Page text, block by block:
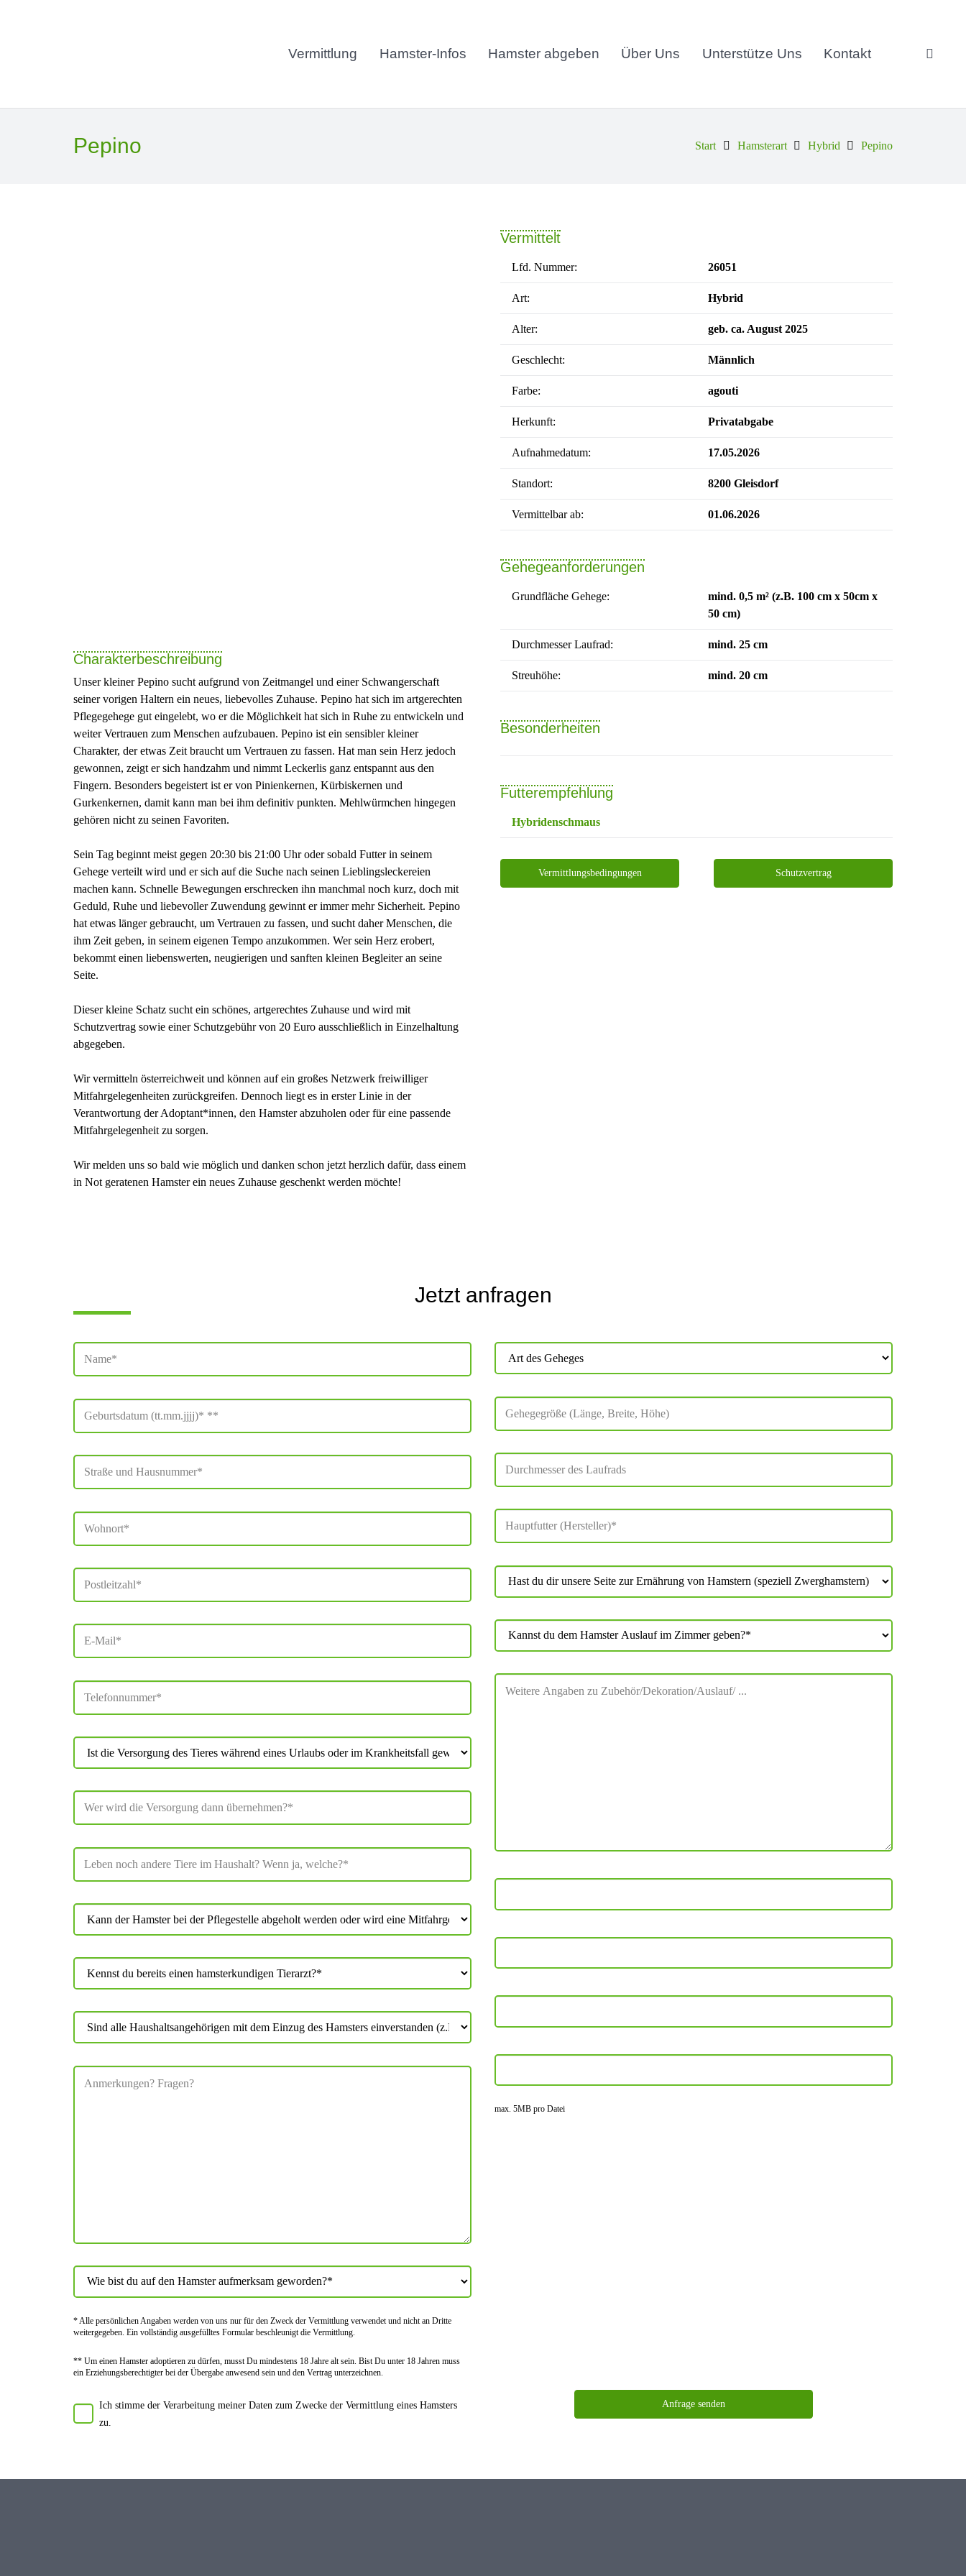
Vermittlung Hamster-Infos Hamster abgeben Über Uns Unterstütze Uns Kontakt
Pepino Start Hamsterart Hybrid Pepino
Charakterbeschreibung
Unser kleiner Pepino sucht aufgrund von Zeitmangel und einer Schwangerschaft
seiner vorigen Haltern ein neues, liebevolles Zuhause. Pepino hat sich im artgerechten
Pflegegehege gut eingelebt, wo er die Möglichkeit hat sich in Ruhe zu entwickeln und
weiter Vertrauen zum Menschen aufzubauen. Pepino ist ein sensibler kleiner
Charakter, der etwas Zeit braucht um Vertrauen zu fassen. Hat man sein Herz jedoch
gewonnen, zeigt er sich handzahm und nimmt Leckerlis ganz entspannt aus den
Fingern. Besonders begeistert ist er von Pinienkernen, Kürbiskernen und
Gurkenkernen, damit kann man bei ihm definitiv punkten. Mehlwürmchen hingegen
gehören nicht zu seinen Favoriten.
Sein Tag beginnt meist gegen 20:30 bis 21:00 Uhr oder sobald Futter in seinem
Gehege verteilt wird und er sich auf die Suche nach seinen Lieblingsleckereien
machen kann. Schnelle Bewegungen erschrecken ihn manchmal noch kurz, doch mit
Geduld, Ruhe und liebevoller Zuwendung gewinnt er immer mehr Sicherheit. Pepino
hat etwas länger gebraucht, um Vertrauen zu fassen, und sucht daher Menschen, die
ihm Zeit geben, in seinem eigenen Tempo anzukommen. Wer sein Herz erobert,
bekommt einen liebenswerten, neugierigen und sanften kleinen Begleiter an seine
Seite.
Dieser kleine Schatz sucht ein schönes, artgerechtes Zuhause und wird mit
Schutzvertrag sowie einer Schutzgebühr von 20 Euro ausschließlich in Einzelhaltung
abgegeben.
Wir vermitteln österreichweit und können auf ein großes Netzwerk freiwilliger
Mitfahrgelegenheiten zurückgreifen. Dennoch liegt es in erster Linie in der
Verantwortung der Adoptant*innen, den Hamster abzuholen oder für eine passende
Mitfahrgelegenheit zu sorgen.
Wir melden uns so bald wie möglich und danken schon jetzt herzlich dafür, dass einem
in Not geratenen Hamster ein neues Zuhause geschenkt werden möchte!
Vermittelt
Lfd. Nummer: 26051
Art: Hybrid
Alter: geb. ca. August 2025
Geschlecht: Männlich
Farbe: agouti
Herkunft: Privatabgabe
Aufnahmedatum: 17.05.2026
Standort: 8200 Gleisdorf
Vermittelbar ab: 01.06.2026
Gehegeanforderungen
Grundfläche Gehege:
mind. 0,5 m² (z.B. 100 cm x 50cm x
50 cm)
Durchmesser Laufrad: mind. 25 cm
Streuhöhe: mind. 20 cm
Besonderheiten
Futterempfehlung
Hybridenschmaus
Vermittlungsbedingungen Schutzvertrag
Jetzt anfragen
* Alle persön­lichen Angaben werden von uns nur für den Zweck der Vermitt­lung verwendet und nicht an Dritte
weiter­gegeben. Ein voll­ständig ausge­fülltes Formular beschleu­nigt die Vermitt­lung.
** Um einen Hamster adoptieren zu dürfen, musst Du mindes­tens 18 Jahre alt sein. Bist Du unter 18 Jahren muss
ein Erziehungs­berechtigter bei der Über­gabe anwes­end sein und den Vertrag unter­zeichnen.
max. 5MB pro Datei
Ich stimme der Verarbeitung meiner Daten zum Zwecke der Vermittlung eines Hamsters
zu.